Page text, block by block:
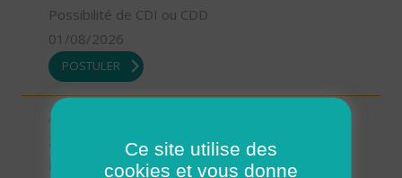
Possibilité de CDI ou CDD
01/08/2026
POSTULER
AUXILIAIRE DE VIE SOCIALE (H/F)
2A - Corse-du-Sud
Possibilité de CDI ou CDD
Ce site utilise des
cookies et vous donne